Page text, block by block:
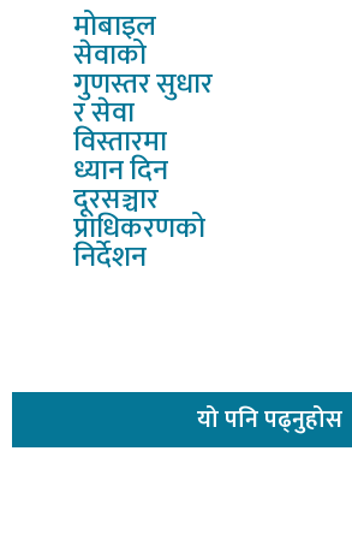
मोबाइल
सेवाको
गुणस्तर सुधार
र सेवा
विस्तारमा
ध्यान दिन
दूरसञ्चार
प्राधिकरणको
निर्देशन
योपनि पढ्नुहोस